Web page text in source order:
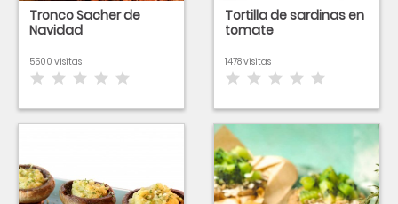
Tronco Sacher de
Navidad
5500 visitas
Tortilla de sardinas en
tomate
1478 visitas